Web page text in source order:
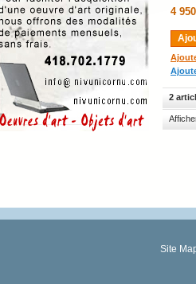
4
2
Site